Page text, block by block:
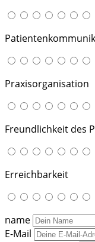
Praxisorganisation
Freundlichkeit des
Erreichbarkeit
name
E-Mail